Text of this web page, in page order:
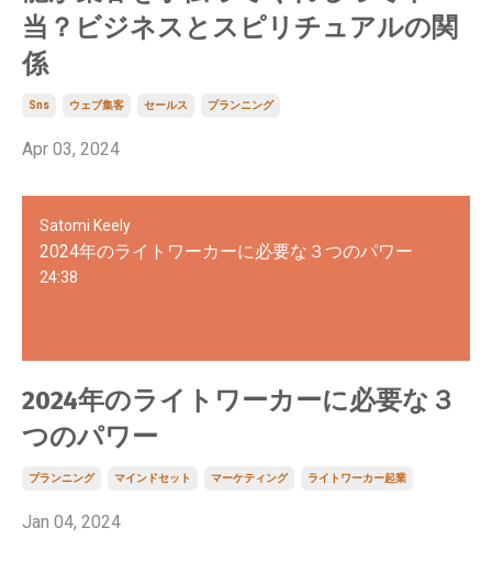
当？ビジネスとスピリチュアルの関
係
Sns ウェブ集客 セールス プランニング
Apr 03, 2024
Satomi Keely
2024年のライトワーカーに必要な３つのパワー
24:38
2024年のライトワーカーに必要な３
つのパワー
プランニング マインドセット マーケティング ライトワーカー起業
Jan 04, 2024